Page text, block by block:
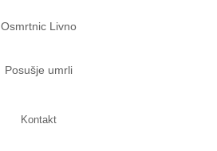
Osmrtnic Livno
Posušje umrli
Kontakt